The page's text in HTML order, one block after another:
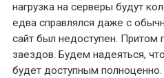
нагрузка на серверы будут
едва справлялся даже с
сайт был недоступен.
заездов. Будем надеяться,
будет доступным